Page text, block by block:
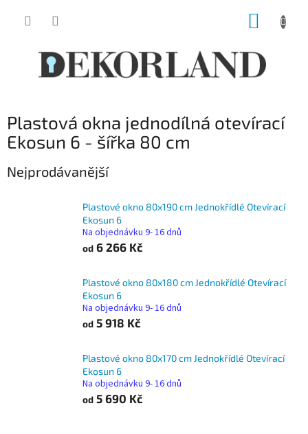
Plastová okna jednodílná otevírací
Ekosun 6 - šířka 80 cm
Nejprodávanější
Plastové okno 80x190 cm Jednokřídlé Otevírací
Ekosun 6
Na objednávku 9- 16 dnů
od 6 266 Kč
Plastové okno 80x180 cm Jednokřídlé Otevírací
Ekosun 6
Na objednávku 9- 16 dnů
od 5 918 Kč
Plastové okno 80x170 cm Jednokřídlé Otevírací
Ekosun 6
Na objednávku 9- 16 dnů
od 5 690 Kč